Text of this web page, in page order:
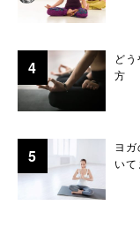
ど
方
ヨ
いて